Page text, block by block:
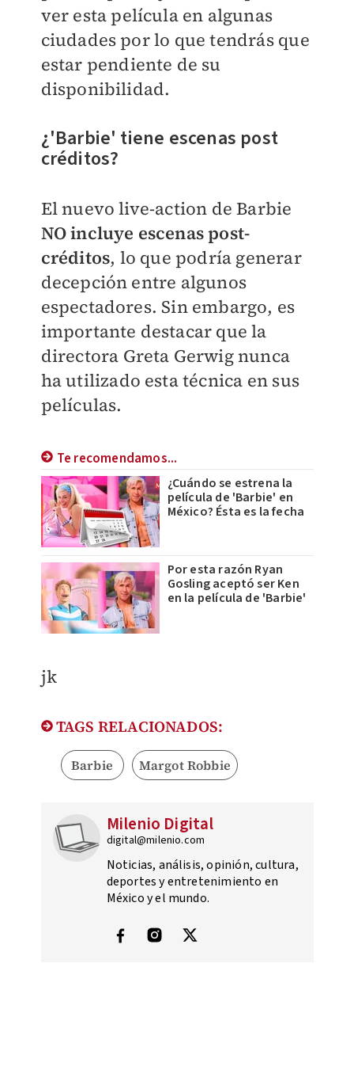
ver esta película en algunas
ciudades por lo que tendrás que
estar pendiente de su
disponibilidad.
¿'Barbie' tiene escenas post
créditos?
El nuevo live-action de Barbie
NO incluye escenas post-
créditos, lo que podría generar
decepción entre algunos
espectadores. Sin embargo, es
importante destacar que la
directora Greta Gerwig nunca
ha utilizado esta técnica en sus
películas.
Te recomendamos...
¿Cuándo se estrena la
película de 'Barbie' en
México? Ésta es la fecha
Por esta razón Ryan
Gosling aceptó ser Ken
en la película de 'Barbie'
jk
TAGS RELACIONADOS:
Barbie Margot Robbie
Milenio Digital
digital@milenio.com
Noticias, análisis, opinión, cultura,
deportes y entretenimiento en
México y el mundo.